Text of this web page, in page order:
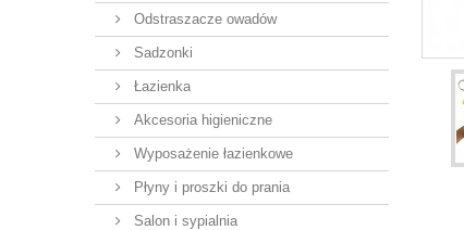
Odstraszacze owadów
Sadzonki
Łazienka
Akcesoria higieniczne
Wyposażenie łazienkowe
Płyny i proszki do prania
Salon i sypialnia